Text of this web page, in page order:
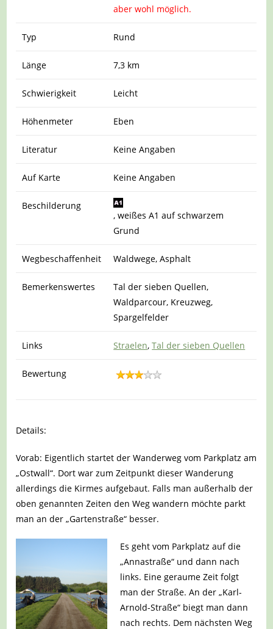
aber wohl möglich.
Typ Rund
Länge 7,3 km
Schwierigkeit Leicht
Höhenmeter Eben
Literatur Keine Angaben
Auf Karte Keine Angaben
Beschilderung
, weißes A1 auf schwarzem
Grund
Wegbeschaffenheit Waldwege, Asphalt
Bemerkenswertes
Tal der sieben Quellen,
Waldparcour, Kreuzweg,
Spargelfelder
Links Straelen,Tal der sieben Quellen
Bewertung
Details:
Vorab: Eigentlich startet der Wanderweg vom Parkplatz am
„Ostwall“. Dort war zum Zeitpunkt dieser Wanderung
allerdings die Kirmes aufgebaut. Falls man außerhalb der
oben genannten Zeiten den Weg wandern möchte parkt
man an der „Gartenstraße“ besser.
Es geht vom Parkplatz auf die
„Annastraße“ und dann nach
links. Eine geraume Zeit folgt
man der Straße. An der „Karl-
Arnold-Straße“ biegt man dann
nach rechts. Dem nächsten Weg